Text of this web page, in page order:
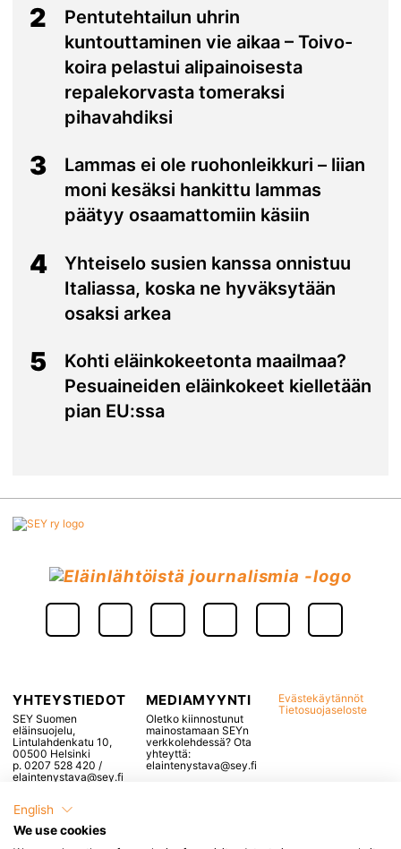
2
Pentutehtailun uhrin
kuntouttaminen vie aikaa – Toivo-
koira pelastui alipainoisesta
repalekorvasta tomeraksi
pihavahdiksi
3
Lammas ei ole ruohonleikkuri – liian
moni kesäksi hankittu lammas
päätyy osaamattomiin käsiin
4
Yhteiselo susien kanssa onnistuu
Italiassa, koska ne hyväksytään
osaksi arkea
5
Kohti eläinkokeetonta maailmaa?
Pesuaineiden eläinkokeet kielletään
pian EU:ssa
YHTEYSTIEDOT
SEY Suomen
eläinsuojelu,
Lintulahdenkatu 10,
00500 Helsinki
p. 0207 528 420 /
elaintenystava@sey.fi
MEDIAMYYNTI
Oletko kiinnostunut
mainostamaan SEYn
verkkolehdessä? Ota
yhteyttä:
elaintenystava@sey.fi
Evästekäytännöt
Tietosuojaseloste
English
We use cookies